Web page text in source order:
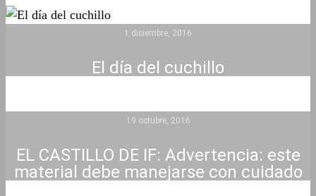
1 diciembre, 2016
El día del cuchillo
19 octubre, 2016
EL CASTILLO DE IF: Advertencia: este
material debe manejarse con cuidado